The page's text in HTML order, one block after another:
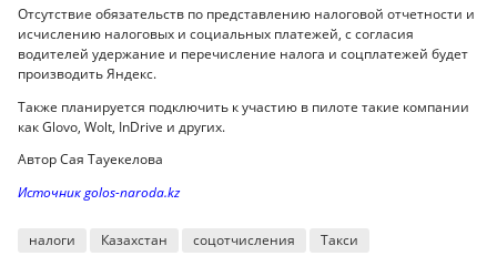
Отсутствие обязательств по представлению налоговой отчетности и
исчислению налоговых и социальных платежей, с согласия
водителей удержание и перечисление налога и соцплатежей будет
производить Яндекс.
Также планируется подключить к участию в пилоте такие компании
как Glovo, Wolt, InDrive и других.
Автор Сая Тауекелова
Источник golos-naroda.kz
налоги Казахстан соцотчисления Такси